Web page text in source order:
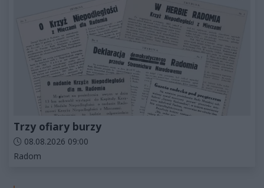
Trzy ofiary burzy
Data dodania artykułu:
08.08.2026 09:00
Kategorie artykułu:
Radom